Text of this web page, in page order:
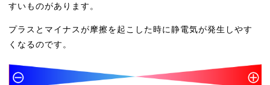
すいものがあります。
プラスとマイナスが摩擦を起こした時に静電気が発生しやす
くなるのです。